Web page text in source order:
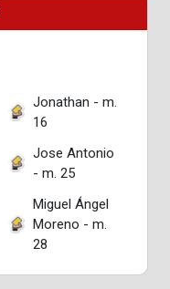
Jonathan - m.
16
Jose Antonio
- m. 25
Miguel Ángel
Moreno - m.
28